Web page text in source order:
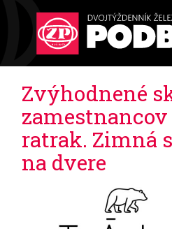
Zvýhodnené
ratrak. Zimná
na dvere